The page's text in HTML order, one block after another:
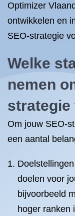
Optimizer
ontwikkelen en
SEO-strategie
Welke
nemen
strategie
Om jouw SEO-
een aantal
doelen voor
bijvoorbeeld
hoger ranken